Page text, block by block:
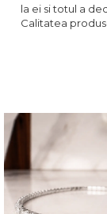
la ei si totul a
Calitatea